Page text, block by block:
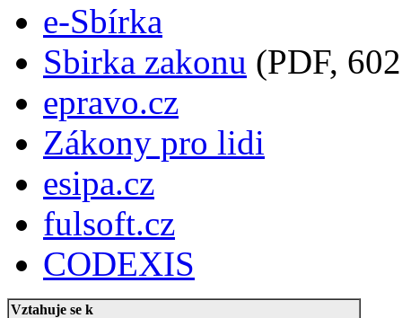
e-Sbírka
Sbirka zakonu (PDF,
epravo.cz
Zákony pro lidi
esipa.cz
fulsoft.cz
CODEXIS
Vztahuje se k